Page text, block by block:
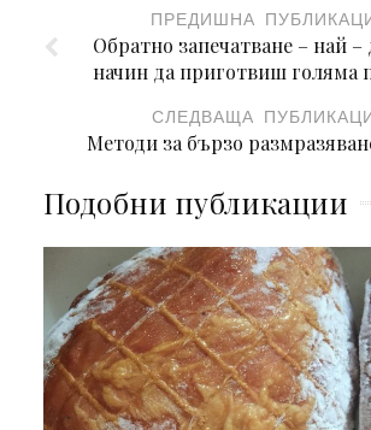
ПРЕДИШНА
Обратно запечатване – най
начин да приготвиш голяма
СЛЕДВАЩА
Методи за бързо
Подобни публикации